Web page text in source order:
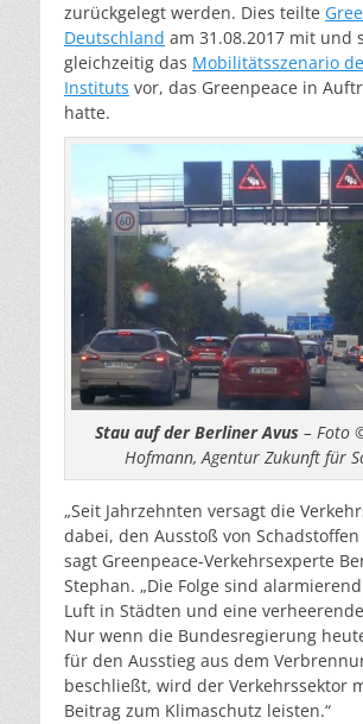
zurückgelegt werden. Dies teilte
Deutschland am 31.08.2017 mit und
gleichzeitig das Mobilitätsszenario
Instituts vor, das Greenpeace in
hatte.
Stau auf der Berliner Avus – Foto
Hofmann, Agentur Zukunft für
„Seit Jahrzehnten versagt die
dabei, den Ausstoß von Schadstoffen
sagt Greenpeace-Verkehrsexperte
Stephan. „Die Folge sind
Luft in Städten und eine
Nur wenn die Bundesregierung
für den Ausstieg aus dem
beschließt, wird der Verkehrssektor
Beitrag zum Klimaschutz leisten.“